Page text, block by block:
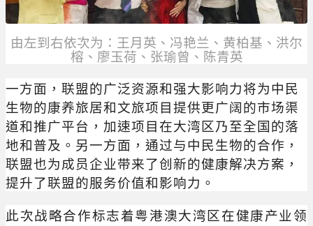
由左到右依次为：王月英、冯艳兰、黄柏基、洪尔
榕、廖玉荷、张瑜曾、陈青英
一方面，联盟的广泛资源和强大影响力将为中民
生物的康养旅居和文旅项目提供更广阔的市场渠
道和推广平台，加速项目在大湾区乃至全国的落
地和普及。另一方面，通过与中民生物的合作，
联盟也为成员企业带来了创新的健康解决方案，
提升了联盟的服务价值和影响力。
此次战略合作标志着粤港澳大湾区在健康产业领